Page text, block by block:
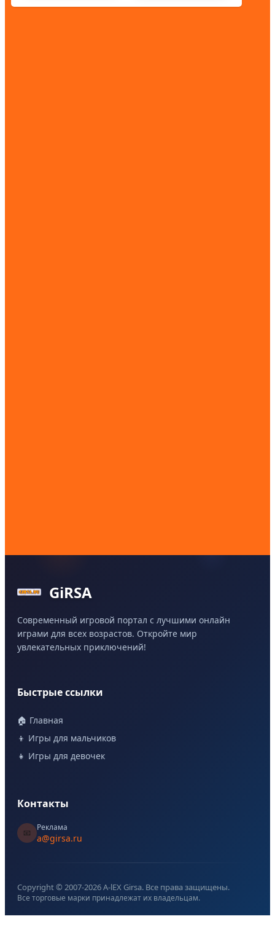
GiRSA
Современный игровой портал с лучшими онлайн
играми для всех возрастов. Откройте мир
увлекательных приключений!
Быстрые ссылки
🏠 Главная
👦 Игры для мальчиков
👧 Игры для девочек
Контакты
📧
Реклама
a@girsa.ru
Copyright © 2007-2026A-lEX Girsa. Все права защищены.
Все торговые марки принадлежат их владельцам.